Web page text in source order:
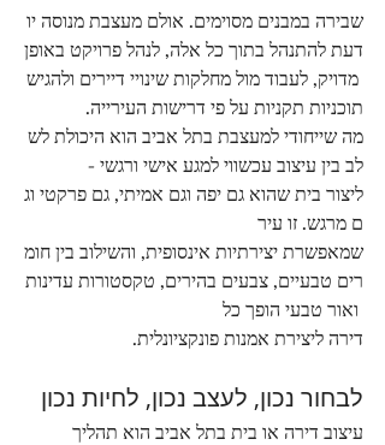
שבירה במבנים מסוימים. אולם מעצבת מנוסה יו
דעת להתנהל בתוך כל אלה, לנהל פרויקט באופן
מדויק, לעבוד מול מחלקות שינויי דיירים ולהגיש
תוכניות תקניות על פי דרישות העירייה.
מה שייחודי למעצבת בתל אביב הוא היכולת לש
לב בין עיצוב עכשווי למגע אישי ורגשי -
ליצור בית שהוא גם יפה וגם אמיתי, גם פרקטי וג
ם מרגש. זו עיר
שמאפשרת יצירתיות אינסופית, והשילוב בין חומ
רים טבעיים, צבעים בהירים, טקסטורות עדינות
ואור טבעי הופך כל
דירה ליצירת אמנות פונקציונלית.
לבחור נכון, לעצב נכון, לחיות נכון
עיצוב דירה או בית בתל אביב הוא תהליך